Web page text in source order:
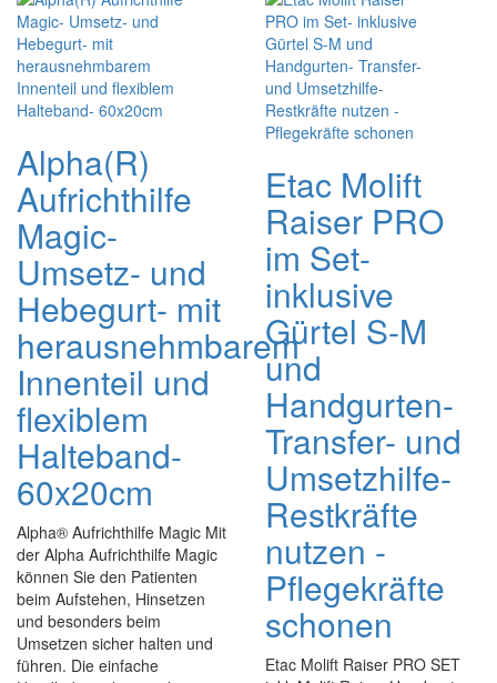
Alpha(R)
Aufrichthilfe
Magic-
Umsetz- und
Hebegurt- mit
herausnehmbarem
Innenteil und
flexiblem
Halteband-
60x20cm
Alpha® Aufrichthilfe Magic Mit
der Alpha Aufrichthilfe Magic
können Sie den Patienten
beim Aufstehen, Hinsetzen
und besonders beim
Umsetzen sicher halten und
führen. Die einfache
Etac Molift
Raiser PRO
im Set-
inklusive
Gürtel S-M
und
Handgurten-
Transfer- und
Umsetzhilfe-
Restkräfte
nutzen -
Pflegekräfte
schonen
Etac Molift Raiser PRO SET